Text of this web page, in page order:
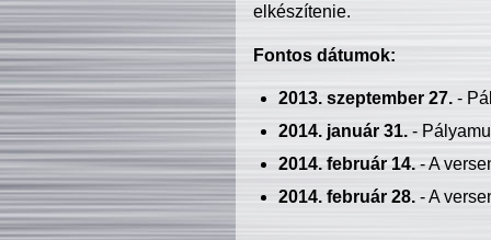
elkészítenie.
Fontos dátumok:
2013. szeptember 27.-
2014. január 31.-
2014. február 14.- A
2014. február 28.- A